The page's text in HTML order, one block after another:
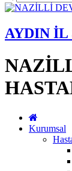
AYDIN İL
Kurumsal